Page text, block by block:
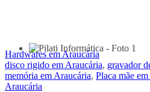
Hardwares em Araucária
disco rigido em Araucária, gravador
memória em Araucária, Placa mãe
Araucária